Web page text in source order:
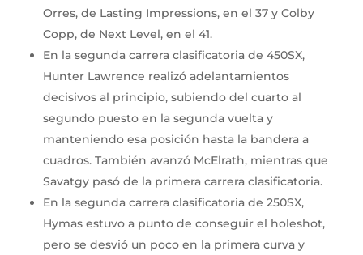
Orres, de Lasting Impressions, en el 37 y Colby
Copp, de Next Level, en el 41.
En la segunda carrera clasificatoria de 450SX,
Hunter Lawrence realizó adelantamientos
decisivos al principio, subiendo del cuarto al
segundo puesto en la segunda vuelta y
manteniendo esa posición hasta la bandera a
cuadros. También avanzó McElrath, mientras que
Savatgy pasó de la primera carrera clasificatoria.
En la segunda carrera clasificatoria de 250SX,
Hymas estuvo a punto de conseguir el holeshot,
pero se desvió un poco en la primera curva y